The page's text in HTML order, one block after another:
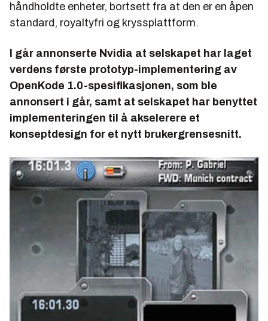
håndholdte enheter, bortsett fra at den er en åpen
standard, royaltyfri og kryssplattform.
I går annonserte Nvidia at selskapet har laget
verdens første prototyp-implementering av
OpenKode 1.0-spesifikasjonen, som ble
annonsert i går, samt at selskapet har benyttet
implementeringen til å akselerere et
konseptdesign for et nytt brukergrensesnitt.